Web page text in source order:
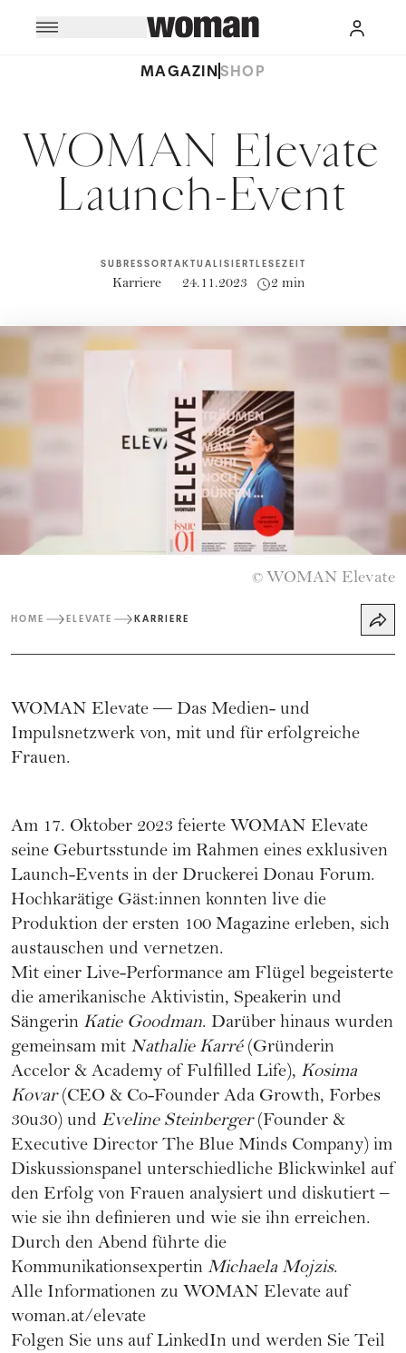
MAGAZINSHOP
WOMAN Elevate
Launch-Event
SUBRESSORT
Karriere
AKTUALISIERT
24.11.2023
LESEZEIT
2 min
© WOMAN Elevate
HOME ELEVATE KARRIERE
WOMAN Elevate — Das Medien- und
Impulsnetzwerk von, mit und für erfolgreiche
Frauen.
Am 17. Oktober 2023 feierte WOMAN Elevate
seine Geburtsstunde im Rahmen eines exklusiven
Launch-Events in der Druckerei Donau Forum.
Hochkarätige Gäst:innen konnten live die
Produktion der ersten 100 Magazine erleben, sich
austauschen und vernetzen.
Mit einer Live-Performance am Flügel begeisterte
die amerikanische Aktivistin, Speakerin und
Sängerin Katie Goodman. Darüber hinaus wurden
gemeinsam mit Nathalie Karré(Gründerin
Accelor & Academy of Fulfilled Life), Kosima
Kovar(CEO & Co-Founder Ada Growth, Forbes
30u30) und Eveline Steinberger(Founder &
Executive Director The Blue Minds Company) im
Diskussionspanel unterschiedliche Blickwinkel auf
den Erfolg von Frauen analysiert und diskutiert –
wie sie ihn definieren und wie sie ihn erreichen.
Durch den Abend führte die
Kommunikationsexpertin Michaela Mojzis.
Alle Informationen zu WOMAN Elevate auf
woman.at/elevate
Folgen Sie uns auf LinkedIn und werden Sie Teil